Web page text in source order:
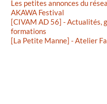
Les petites annonces du
AKAWA Festival
[CIVAM AD 56] - Actualités,
formations
[La Petite Manne] - Atelier